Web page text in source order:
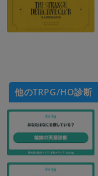
他のTRPG/HO診断